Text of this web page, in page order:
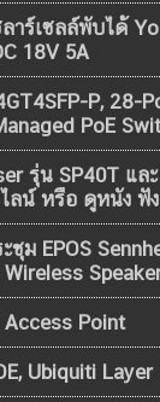
าร์เซลล์พับได้
18V 5A
P, 28-
PoE
รุ่น SP40T แล
ลน์ หรือ ดูหนัง ฟัง
ชุม EPOS
Access Point
Ubiquiti